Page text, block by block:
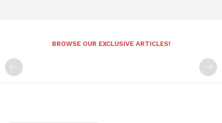
BROWSE OUR EXCLUSIVE ARTICLES!